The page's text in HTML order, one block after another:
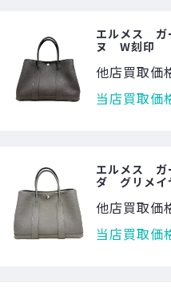
エルメス ガ
ヌ W刻印
他店買取価
当店買取価
エルメス ガ
ダ グリメ
他店買取価
当店買取価